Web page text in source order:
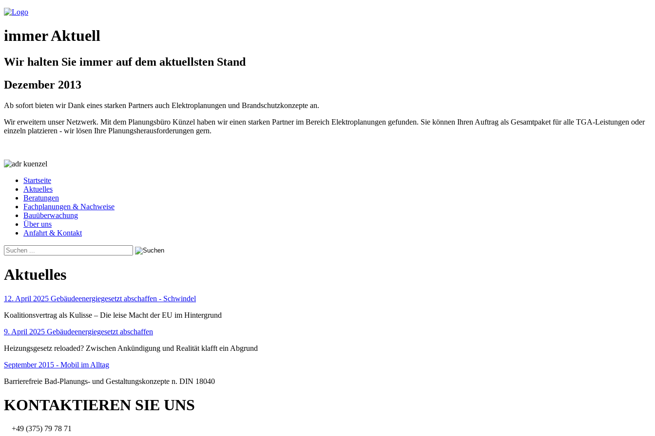
immer Aktuell
Wir halten Sie immer auf dem aktuellsten Stand
Dezember 2013
Ab sofort bieten wir Dank eines starken Partners auch Elektroplanungen und Brandschutzkonzepte an.
Wir erweitern unser Netzwerk. Mit dem Planungsbüro Künzel haben wir einen starken Partner im Bereich Elektroplanungen gefunden. Sie können Ihren Auftrag als Gesamtpaket für alle TGA-Leistungen oder
einzeln platzieren - wir lösen Ihre Planungsherausforderungen gern.
Startseite
Aktuelles
Beratungen
Fachplanungen & Nachweise
Bauüberwachung
Über uns
Anfahrt & Kontakt
Aktuelles
12. April 2025 Gebäudeenergiegesetzt abschaffen - Schwindel
Koalitionsvertrag als Kulisse – Die leise Macht der EU im Hintergrund
9. April 2025 Gebäudeenergiegesetzt abschaffen
Heizungsgesetz reloaded? Zwischen Ankündigung und Realität klafft ein Abgrund
September 2015 - Mobil im Alltag
Barrierefreie Bad-Planungs- und Gestaltungskonzepte n. DIN 18040
KONTAKTIEREN SIE UNS
+49 (375) 79 78 71